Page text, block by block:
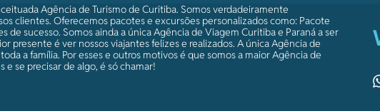
Agência de Turismo de Curitiba. Somos verdadeiramente
clientes. Oferecemos pacotes e excursões personalizados como: Pacote
sucesso. Somos ainda a única Agência de Viagem Curitiba e Paraná a ser
presente é ver nossos viajantes felizes e realizados. A única Agência de
a família. Por esses e outros motivos é que somos a maior Agência de
se precisar de algo, é só chamar!